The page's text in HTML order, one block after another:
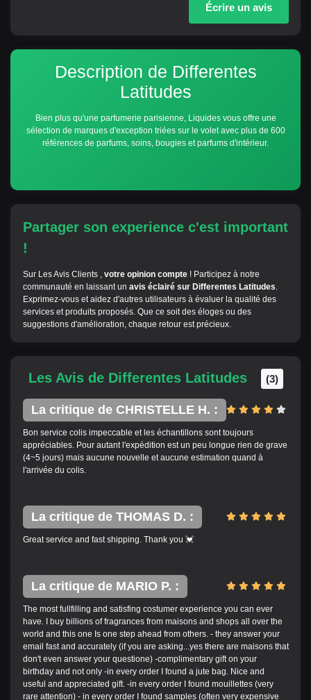
Écrire un avis
Description de Differentes
Latitudes
Bien plus qu'une parfumerie parisienne, Liquides vous offre une
sélection de marques d'exception triées sur le volet avec plus de 600
références de parfums, soins, bougies et parfums d'intérieur.
Partager son experience c'est important
!
Sur Les Avis Clients , votre opinion compte ! Participez à notre
communauté en laissant un avis éclairé sur Differentes Latitudes
Exprimez-vous et aidez d'autres utilisateurs à évaluer la qualité des
services et produits proposés. Que ce soit des éloges ou des
suggestions d'amélioration, chaque retour est précieux.
Les Avis de Differentes Latitudes (3)
La critique de CHRISTELLE H. :
Bon service colis impeccable et les échantillons sont toujours
appréciables. Pour autant l'expédition est un peu longue rien de grave
(4~5 jours) mais aucune nouvelle et aucune estimation quand à
l'arrivée du colis.
La critique de THOMAS D. :
Great service and fast shipping. Thank you 💓
La critique de MARIO P. :
The most fullfilling and satisfing costumer experience you can ever
have. I buy billions of fragrances from maisons and shops all over the
world and this one Is one step ahead from others. - they answer your
email fast and accurately (if you are asking...yes there are maisons that
don't even answer your questione) -complimentary gift on your
birthday and not only -in every order I found a jute bag. Nice and
useful and appreciated gift. -in every order I found mouillettes (very
rare attention) - in every order I found samples (often very expensive